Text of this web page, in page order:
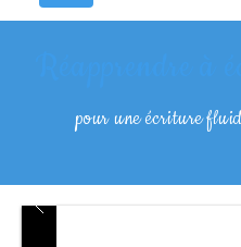
pour une écriture